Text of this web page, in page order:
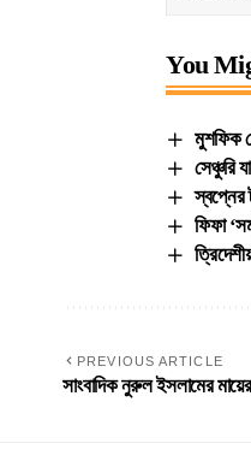
You
মুশফিক
সেঞ্চুরি
স্বপ্নের
ফিফা
PREVIOUS ARTICLE
সাংবাদিক নুরুল ইসলামের